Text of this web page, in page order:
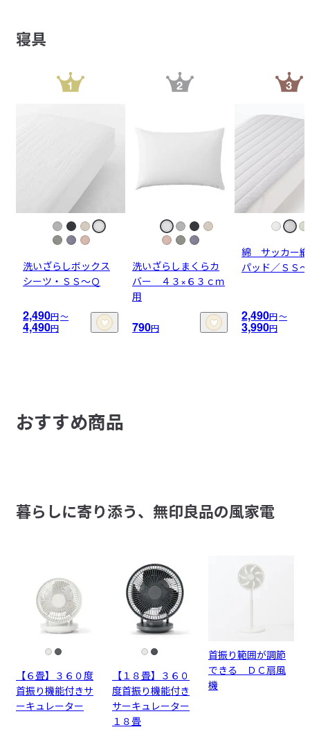
寝具
洗いざらしボックス
シーツ・ＳＳ～Ｑ
2,490円〜
4,490円
洗いざらしまくらカ
バー ４３×６３ｃｍ
用
790円
綿 サッカー
パッド／ＳＳ
2,490円〜
3,990円
おすすめ商品
暮らしに寄り添う、無印良品の風家電
【６畳】３６０度
首振り機能付きサ
ーキュレーター
【１８畳】３６０
度首振り機能付き
サーキュレーター
１８畳
首振り範囲が調節
できる ＤＣ扇風
機